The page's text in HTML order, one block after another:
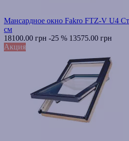
Мансардное окно Fakro FTZ-V U4
см
18100.00 грн -25 % 13575.00 грн
Акция